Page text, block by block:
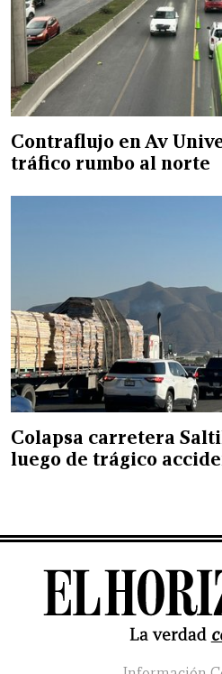
Contraflujo en Av
tráfico rumbo al norte
Colapsa carretera
luego de trágico